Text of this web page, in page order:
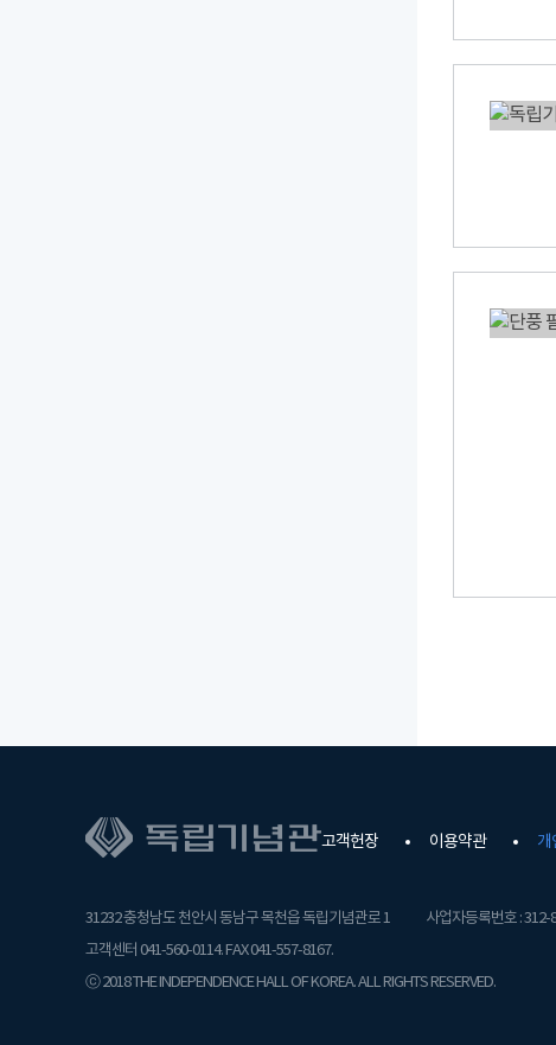
고객헌장 이용약관 개
31232 충청남도 천안시 동남구 목천읍 독립기념관로 1
사업자등록번호 : 312-
고객센터 041-560-0114. FAX 041-557-8167.
ⓒ 2018 THE INDEPENDENCE HALL OF KOREA. ALL RIGHTS RESERVED.